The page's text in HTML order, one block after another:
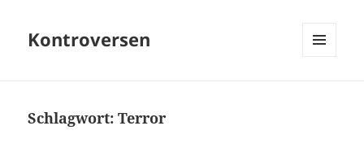
Kontroversen
Schlagwort:Terror